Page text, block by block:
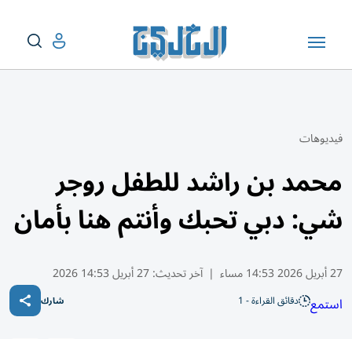
فيديوهات
محمد بن راشد للطفل روجر
شي: دبي تحبك وأنتم هنا بأمان
27 أبريل 2026 14:53 مساء | آخر تحديث:27 أبريل 14:53 2026
استمع دقائق القراءة - 1 شارك